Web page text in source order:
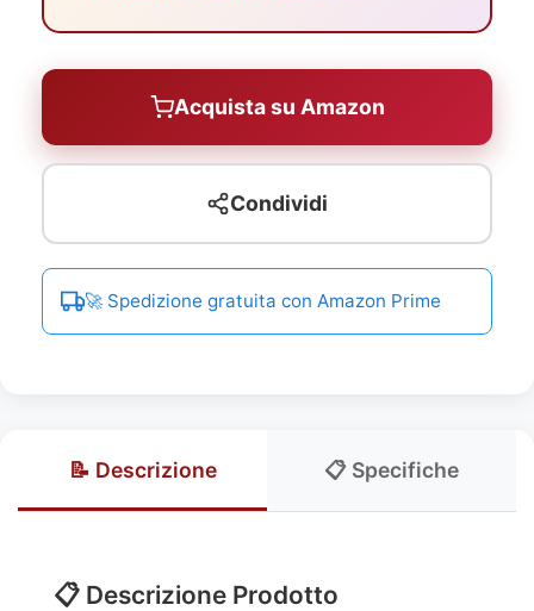
Acquista su Amazon
Condividi
🚀 Spedizione gratuita con Amazon Prime
📝 Descrizione 📋 Specifiche
📋 Descrizione Prodotto